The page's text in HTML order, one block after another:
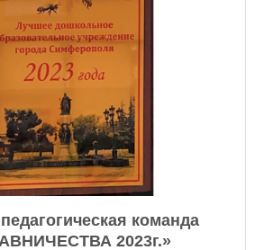
команда
2023г.»